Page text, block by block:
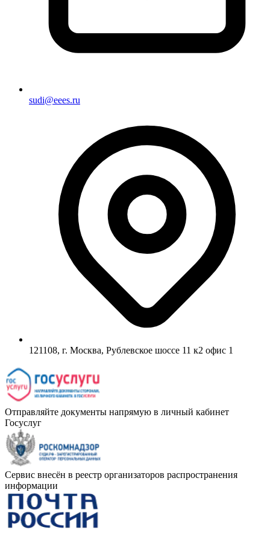
sudi@eees.ru
121108, г. Москва, Рублевское шоссе 11 к2 офис 1
Отправляйте документы напрямую в личный кабинет
Госуслуг
Сервис внесён в реестр организаторов распространения
информации